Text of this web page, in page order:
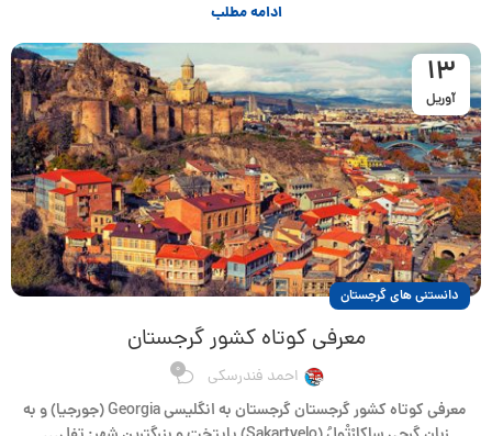
ادامه مطلب
13
آوریل
دانستنی های گرجستان
معرفی کوتاه کشور گرجستان
احمد فندرسکی 0
معرفی کوتاه کشور گرجستان گرجستان به انگلیسی Georgia (جورجیا) و به